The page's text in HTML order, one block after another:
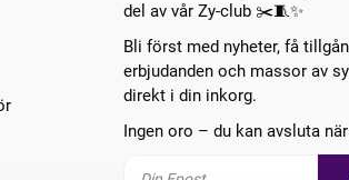
del av vår Zy-club ✂️🧵✨
Bli först med nyheter, få
erbjudanden och massor av
direkt i din inkorg.
Ingen oro – du kan avsluta